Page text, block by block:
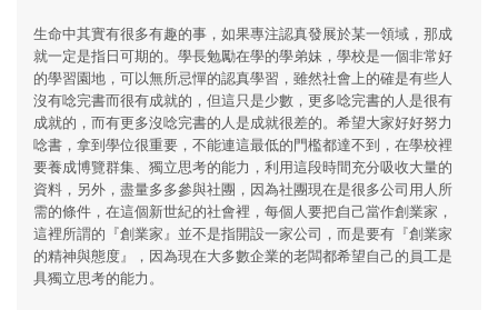
生命中其實有很多有趣的事，如果專注認真發展於某一領域，那成
就一定是指日可期的。學長勉勵在學的學弟妹，學校是一個非常好
的學習園地，可以無所忌憚的認真學習，雖然社會上的確是有些人
沒有唸完書而很有成就的，但這只是少數，更多唸完書的人是很有
成就的，而有更多沒唸完書的人是成就很差的。希望大家好好努力
唸書，拿到學位很重要，不能連這最低的門檻都達不到，在學校裡
要養成博覽群集、獨立思考的能力，利用這段時間充分吸收大量的
資料，另外，盡量多多參與社團，因為社團現在是很多公司用人所
需的條件，在這個新世紀的社會裡，每個人要把自己當作創業家，
這裡所謂的『創業家』並不是指開設一家公司，而是要有『創業家
的精神與態度』，因為現在大多數企業的老闆都希望自己的員工是
具獨立思考的能力。